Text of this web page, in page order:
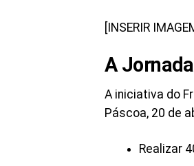
[INSERIR
A
A iniciativa do
Páscoa, 20 de
Realizar